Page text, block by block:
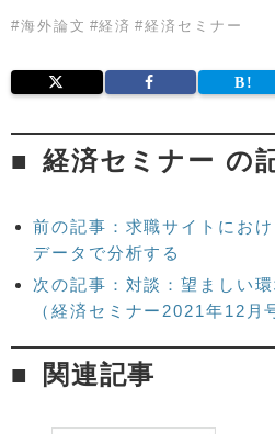
#海外論文 #経済 #経済セミナー
経済セミナー の
前の記事：求職サイトにお
データで分析する
次の記事：対談：望ましい
（経済セミナー2021年12月
関連記事